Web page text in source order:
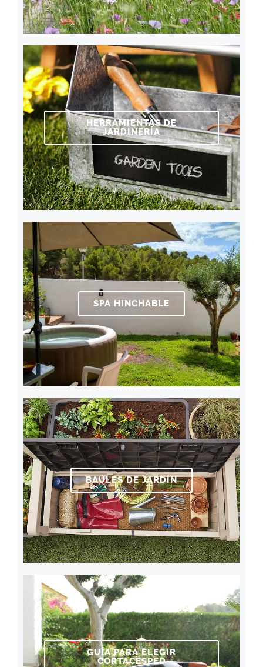
HERRAMIENTAS DE
JARDINERÍA
SPA HINCHABLE
BAÚLES DE JARDÍN
GUÍA PARA ELEGIR
CORTACÉSPED